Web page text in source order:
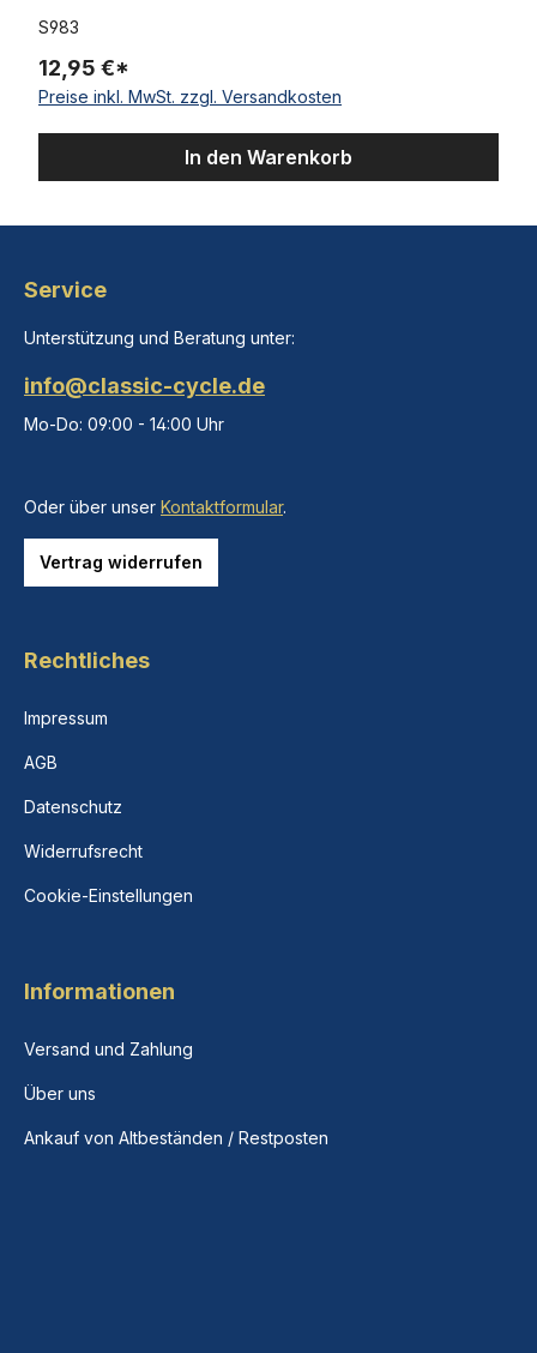
S983
12,95 €*
Preise inkl. MwSt. zzgl. Versandkosten
In den Warenkorb
Service
Unterstützung und Beratung unter:
info@classic-cycle.de
Mo-Do: 09:00 - 14:00 Uhr
Oder über unser Kontaktformular.
Vertrag widerrufen
Rechtliches
Impressum
AGB
Datenschutz
Widerrufsrecht
Cookie-Einstellungen
Informationen
Versand und Zahlung
Über uns
Ankauf von Altbeständen / Restposten